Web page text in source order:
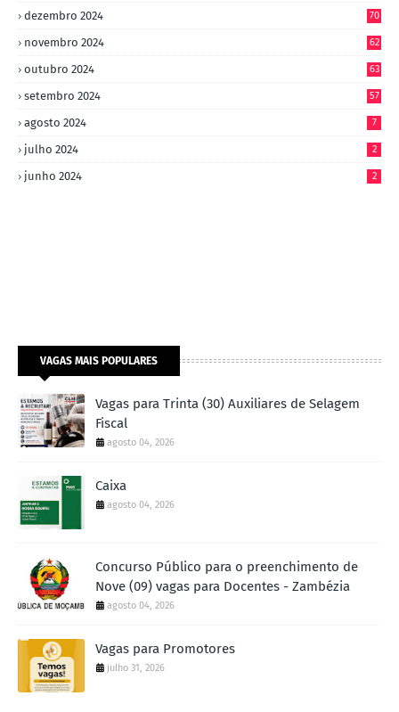
dezembro 2024 70
novembro 2024 62
outubro 2024 63
setembro 2024 57
agosto 2024 7
julho 2024 2
junho 2024 2
VAGAS MAIS POPULARES
Vagas para Trinta (30) Auxiliares de Selagem
Fiscal
agosto 04, 2026
Caixa
agosto 04, 2026
Concurso Público para o preenchimento de
Nove (09) vagas para Docentes - Zambézia
agosto 04, 2026
Vagas para Promotores
julho 31, 2026